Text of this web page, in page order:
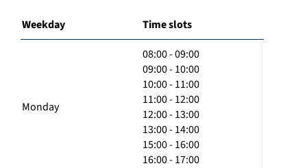
Weekday Time slots
Monday
08:00 - 09:00
09:00 - 10:00
10:00 - 11:00
11:00 - 12:00
12:00 - 13:00
13:00 - 14:00
15:00 - 16:00
16:00 - 17:00